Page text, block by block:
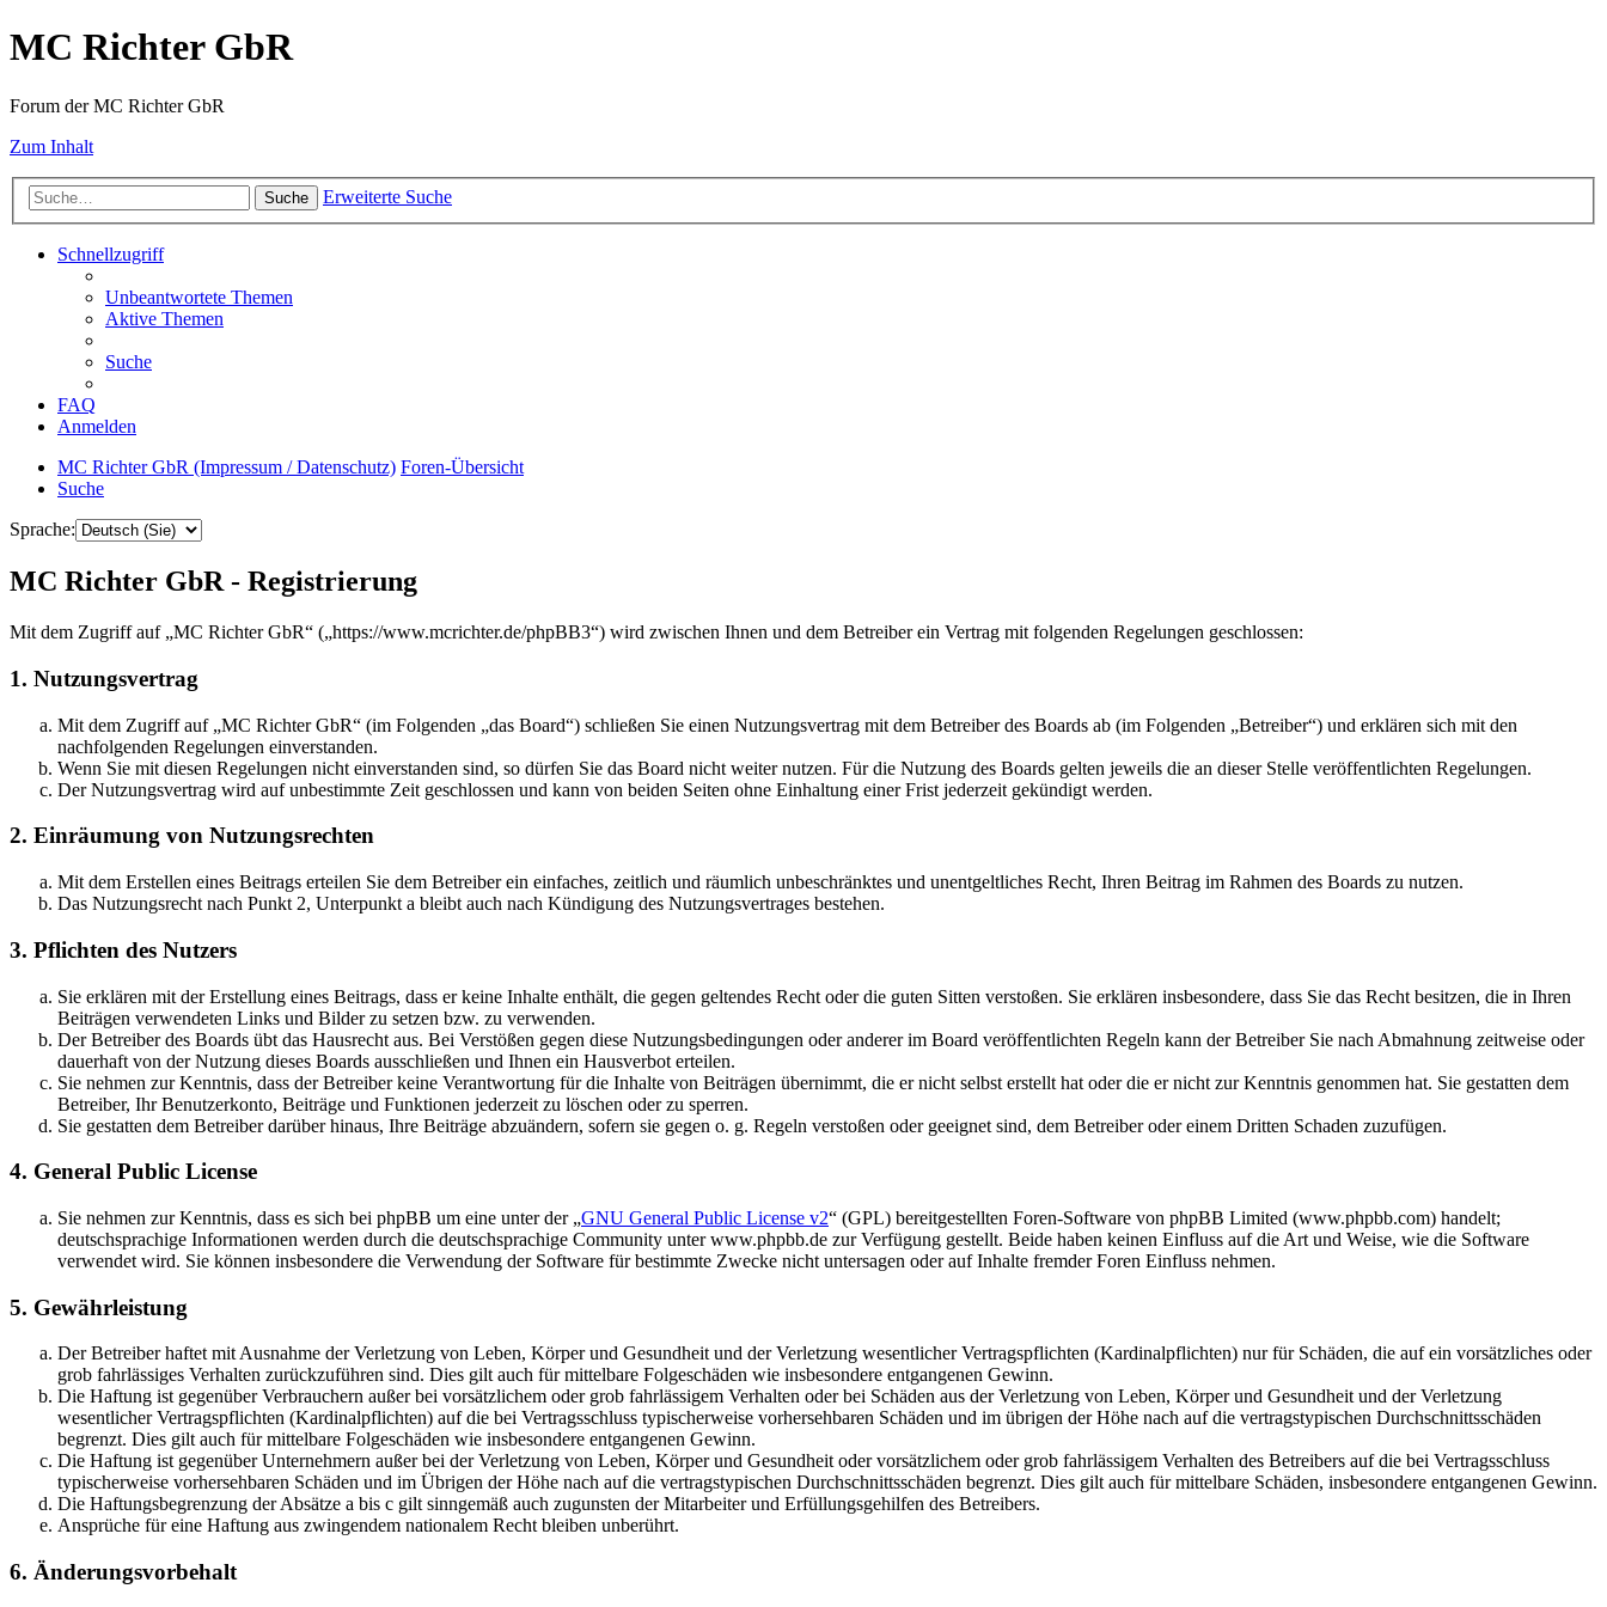
MC Richter GbR
Forum der MC Richter GbR
Zum Inhalt
Suche Erweiterte Suche
Schnellzugriff
Unbeantwortete Themen
Aktive Themen
Suche
FAQ
Anmelden
MC Richter GbR (Impressum / Datenschutz) Foren-Übersicht
Suche
Sprache:
MC Richter GbR - Registrierung
Mit dem Zugriff auf „MC Richter GbR“ („https://www.mcrichter.de/phpBB3“) wird zwischen Ihnen und dem Betreiber ein Vertrag mit folgenden Regelungen geschlossen:
1. Nutzungsvertrag
Mit dem Zugriff auf „MC Richter GbR“ (im Folgenden „das Board“) schließen Sie einen Nutzungsvertrag mit dem Betreiber des Boards ab (im Folgenden „Betreiber“) und erklären sich mit den
nachfolgenden Regelungen einverstanden.
Wenn Sie mit diesen Regelungen nicht einverstanden sind, so dürfen Sie das Board nicht weiter nutzen. Für die Nutzung des Boards gelten jeweils die an dieser Stelle veröffentlichten Regelungen.
Der Nutzungsvertrag wird auf unbestimmte Zeit geschlossen und kann von beiden Seiten ohne Einhaltung einer Frist jederzeit gekündigt werden.
2. Einräumung von Nutzungsrechten
Mit dem Erstellen eines Beitrags erteilen Sie dem Betreiber ein einfaches, zeitlich und räumlich unbeschränktes und unentgeltliches Recht, Ihren Beitrag im Rahmen des Boards zu nutzen.
Das Nutzungsrecht nach Punkt 2, Unterpunkt a bleibt auch nach Kündigung des Nutzungsvertrages bestehen.
3. Pflichten des Nutzers
Sie erklären mit der Erstellung eines Beitrags, dass er keine Inhalte enthält, die gegen geltendes Recht oder die guten Sitten verstoßen. Sie erklären insbesondere, dass Sie das Recht besitzen, die in Ihren
Beiträgen verwendeten Links und Bilder zu setzen bzw. zu verwenden.
Der Betreiber des Boards übt das Hausrecht aus. Bei Verstößen gegen diese Nutzungsbedingungen oder anderer im Board veröffentlichten Regeln kann der Betreiber Sie nach Abmahnung zeitweise oder
dauerhaft von der Nutzung dieses Boards ausschließen und Ihnen ein Hausverbot erteilen.
Sie nehmen zur Kenntnis, dass der Betreiber keine Verantwortung für die Inhalte von Beiträgen übernimmt, die er nicht selbst erstellt hat oder die er nicht zur Kenntnis genommen hat. Sie gestatten dem
Betreiber, Ihr Benutzerkonto, Beiträge und Funktionen jederzeit zu löschen oder zu sperren.
Sie gestatten dem Betreiber darüber hinaus, Ihre Beiträge abzuändern, sofern sie gegen o. g. Regeln verstoßen oder geeignet sind, dem Betreiber oder einem Dritten Schaden zuzufügen.
4. General Public License
Sie nehmen zur Kenntnis, dass es sich bei phpBB um eine unter der „GNU General Public License v2“ (GPL) bereitgestellten Foren-Software von phpBB Limited (www.phpbb.com) handelt;
deutschsprachige Informationen werden durch die deutschsprachige Community unter www.phpbb.de zur Verfügung gestellt. Beide haben keinen Einfluss auf die Art und Weise, wie die Software
verwendet wird. Sie können insbesondere die Verwendung der Software für bestimmte Zwecke nicht untersagen oder auf Inhalte fremder Foren Einfluss nehmen.
5. Gewährleistung
Der Betreiber haftet mit Ausnahme der Verletzung von Leben, Körper und Gesundheit und der Verletzung wesentlicher Vertragspflichten (Kardinalpflichten) nur für Schäden, die auf ein vorsätzliches oder
grob fahrlässiges Verhalten zurückzuführen sind. Dies gilt auch für mittelbare Folgeschäden wie insbesondere entgangenen Gewinn.
Die Haftung ist gegenüber Verbrauchern außer bei vorsätzlichem oder grob fahrlässigem Verhalten oder bei Schäden aus der Verletzung von Leben, Körper und Gesundheit und der Verletzung
wesentlicher Vertragspflichten (Kardinalpflichten) auf die bei Vertragsschluss typischerweise vorhersehbaren Schäden und im übrigen der Höhe nach auf die vertragstypischen Durchschnittsschäden
begrenzt. Dies gilt auch für mittelbare Folgeschäden wie insbesondere entgangenen Gewinn.
Die Haftung ist gegenüber Unternehmern außer bei der Verletzung von Leben, Körper und Gesundheit oder vorsätzlichem oder grob fahrlässigem Verhalten des Betreibers auf die bei Vertragsschluss
typischerweise vorhersehbaren Schäden und im Übrigen der Höhe nach auf die vertragstypischen Durchschnittsschäden begrenzt. Dies gilt auch für mittelbare Schäden, insbesondere entgangenen Gewinn.
Die Haftungsbegrenzung der Absätze a bis c gilt sinngemäß auch zugunsten der Mitarbeiter und Erfüllungsgehilfen des Betreibers.
Ansprüche für eine Haftung aus zwingendem nationalem Recht bleiben unberührt.
6. Änderungsvorbehalt